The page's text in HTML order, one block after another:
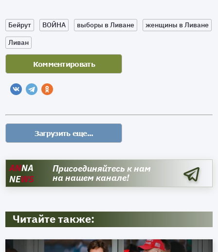
Бейрут ВОЙНА выборы в Ливане
женщины в Ливане
Ливан
ANNA
NEWS
Присоединяйтесь к нам
на нашем канале!
Читайте также: